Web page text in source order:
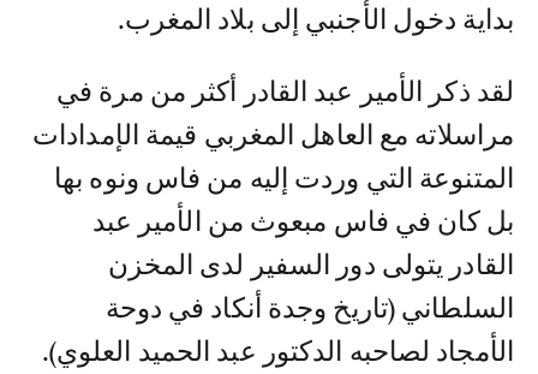
بداية دخول الأجنبي إلى بلاد المغرب.
لقد ذكر الأمير عبد القادر أكثر من مرة في
مراسلاته مع العاهل المغربي قيمة الإمدادات
المتنوعة التي وردت إليه من فاس ونوه بها
بل كان في فاس مبعوث من الأمير عبد
القادر يتولى دور السفير لدى المخزن
السلطاني (تاريخ وجدة أنكاد في دوحة
الأمجاد لصاحبه الدكتور عبد الحميد العلوي).